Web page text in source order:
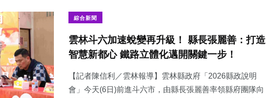
綜合新聞
雲林斗六加速蛻變再升級！ 縣長張麗善：打造
智慧新都心 鐵路立體化邁開關鍵一步！
【記者陳信利／雲林報導】雲林縣政府「2026縣政說明
會」今天(6日)前進斗六市，由縣長張麗善率領縣府團隊向